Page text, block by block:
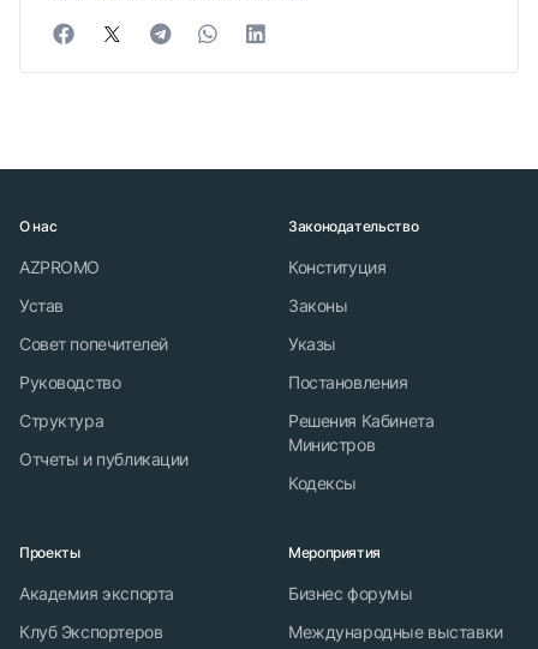
О нас
AZPROMO
Устав
Совет попечителей
Руководство
Структура
Отчеты и публикации
Законодательство
Конституция
Законы
Указы
Постановления
Решения Кабинета
Министров
Кодексы
Проекты
Академия экспорта
Клуб Экспортеров
Мероприятия
Бизнес форумы
Международные выставки